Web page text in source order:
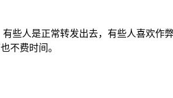
些人是正常转发出去，有些人喜欢作
不费时间。